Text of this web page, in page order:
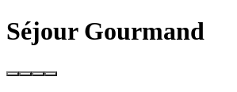
Séjour Gourmand